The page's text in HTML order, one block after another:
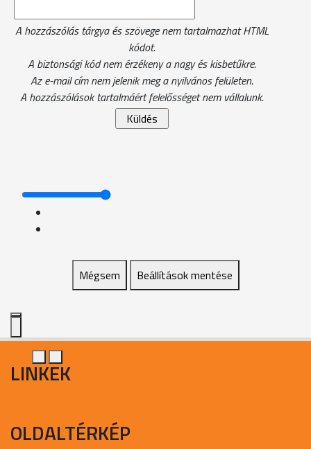
A hozzászólás tárgya és szövege nem tartalmazhat HTML
kódot.
A biztonsági kód nem érzékeny a nagy és kisbetűkre.
Az e-mail cím nem jelenik meg a nyilvános felületen.
A hozzászólások tartalmáért felelősséget nem vállalunk.
Mégsem Beállítások mentése
LINKEK
OLDALTÉRKÉP